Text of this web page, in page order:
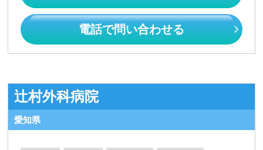
電話で問い合わせる
辻村外科病院
愛知県